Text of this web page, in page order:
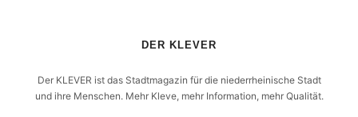
DER KLEVER
Der KLEVER ist das Stadtmagazin für die niederrheinische Stadt
und ihre Menschen. Mehr Kleve, mehr Information, mehr Qualität.